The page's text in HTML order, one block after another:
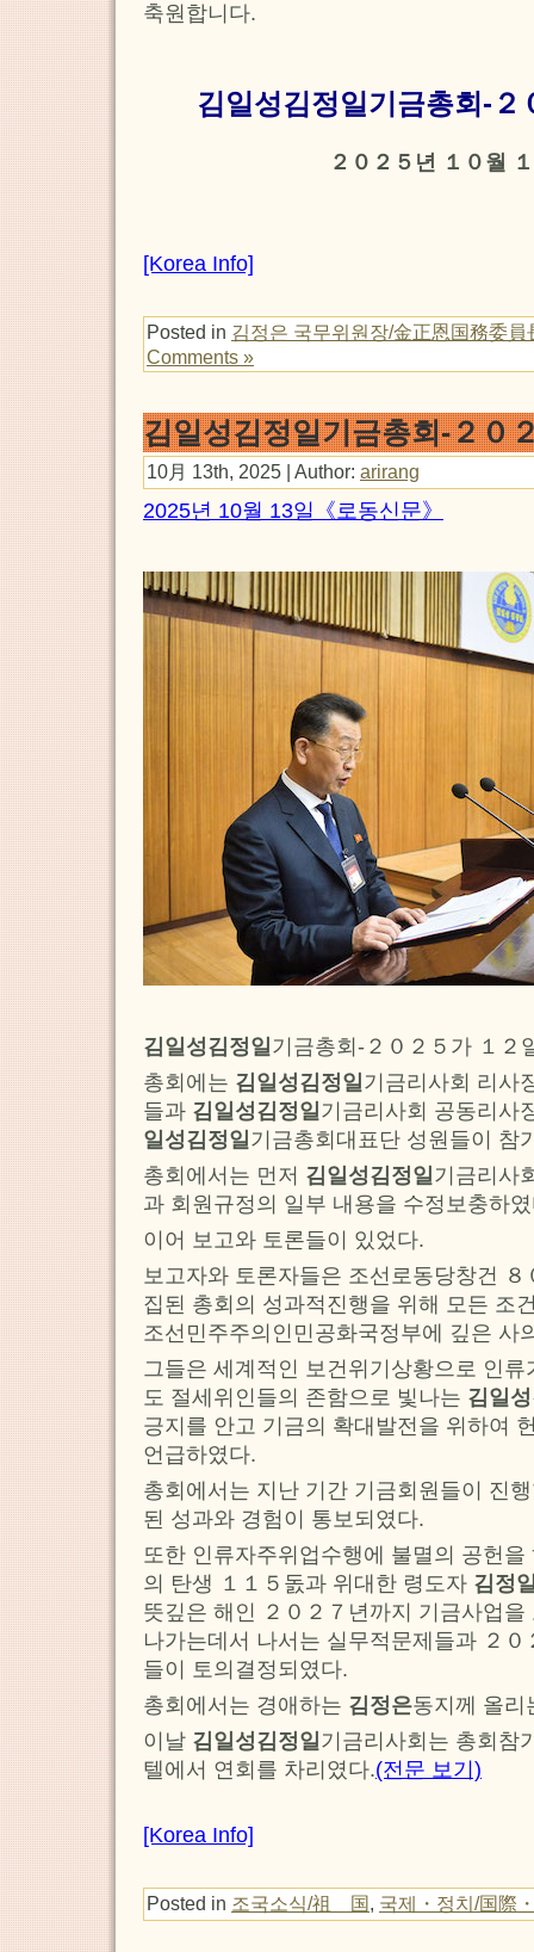
축원합니다.
김일성김정일기금총회-２
２０２５년 １０월
[Korea Info]
Posted in 김정은 국무위원장/金正恩国務委員
Comments »
김일성김정일기금총회-２０
10月 13th, 2025 | Author: arirang
2025년 10월 13일《로동신문》
김일성김정일기금총회-２０２５가 １２
총회에는 김일성김정일기금리사회 리사
들과 김일성김정일기금리사회 공동리사
일성김정일기금총회대표단 성원들이 참
총회에서는 먼저 김일성김정일기금리사
과 회원규정의 일부 내용을 수정보충하
이어 보고와 토론들이 있었다.
보고자와 토론자들은 조선로동당창건
집된 총회의 성과적진행을 위해 모든 조
조선민주주의인민공화국정부에 깊은 사
그들은 세계적인 보건위기상황으로 인
도 절세위인들의 존함으로 빛나는 김일
긍지를 안고 기금의 확대발전을 위하여
언급하였다.
총회에서는 지난 기간 기금회원들이 진
된 성과와 경험이 통보되였다.
또한 인류자주위업수행에 불멸의 공헌
의 탄생 １１５돐과 위대한 령도자 김정
뜻깊은 해인 ２０２７년까지 기금사업
나가는데서 나서는 실무적문제들과 ２
들이 토의결정되였다.
총회에서는 경애하는 김정은동지께 올리
이날 김일성김정일기금리사회는 총회참
텔에서 연회를 차리였다.(전문 보기)
[Korea Info]
Posted in 조국소식/祖 国 , 국제・정치/国際